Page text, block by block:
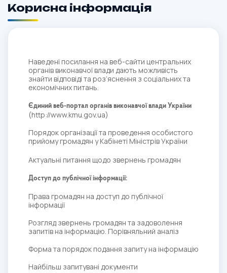
Корисна інформація
Наведені посилання на веб-сайти центральних
органів виконавчої влади дають можливість
знайти відповіді та роз’яснення з соціальних та
економічних питань.
Єдиний веб-портал органів виконавчої влади України
(http://www.kmu.gov.ua)
Порядок організації та проведення особистого
прийому громадян у Кабінеті Міністрів України
Актуальні питання щодо звернень громадян
Доступ до публічної інформації:
Права громадян на доступ до публічної
інформації
Розгляд звернень громадян та задоволення
запитів на інформацію. Порівняльний аналіз
Форма та порядок подання запиту на інформацію
Найбільш запитувані документи